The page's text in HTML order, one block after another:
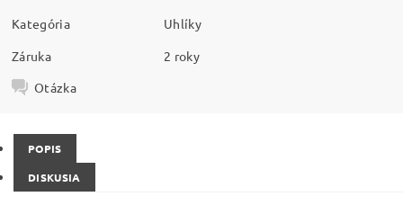
Kategória
Uhlíky
Záruka
2 roky
Otázka
POPIS
DISKUSIA